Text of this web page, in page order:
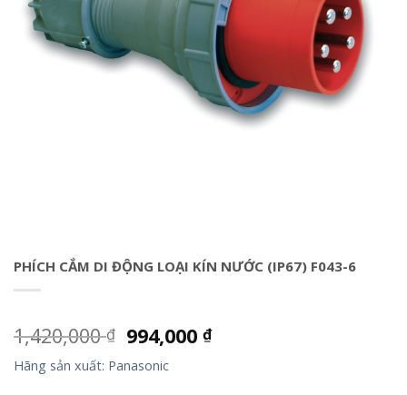
PHÍCH CẮM DI ĐỘNG LOẠI KÍN NƯỚC (IP67) F043-6
1,420,000₫ 994,000₫
Hãng sản xuất: Panasonic